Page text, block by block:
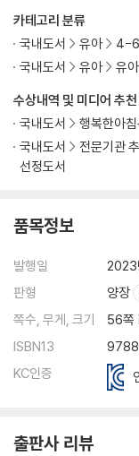
수상내역 및 미디어 추
국내도서
행복한아
국내도서
전문기관
선정도서
카테고리 분류
국내도서
유아 4-6
국내도서
유아 유
품목정보
발행일
2023
판형
양장
쪽수, 무게, 크기
56
ISBN13
KC인증
출판사 리뷰